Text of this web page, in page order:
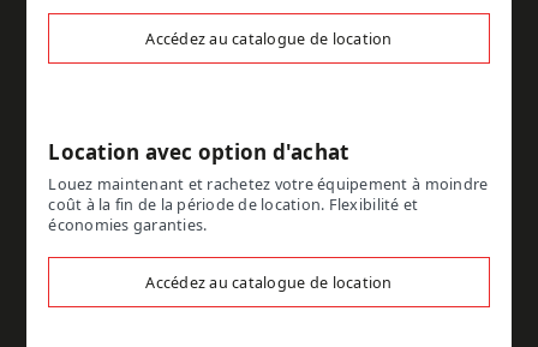
Accédez au catalogue de location
Location avec option d'achat
Louez maintenant et rachetez votre équipement à moindre
coût à la fin de la période de location. Flexibilité et
économies garanties.
Accédez au catalogue de location